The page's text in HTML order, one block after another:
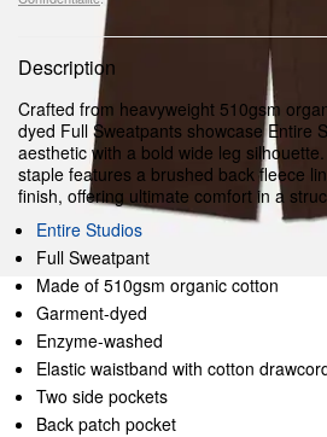
Description
Crafted from heavyweight 510gsm
dyed Full Sweatpants showcase Entire
aesthetic with a bold wide leg
staple features a brushed back fleece
finish, offering ultimate comfort in a
Entire Studios
Full Sweatpant
Made of 510gsm organic cotton
Garment-dyed
Enzyme-washed
Elastic waistband with cotton
Two side pockets
Back patch pocket